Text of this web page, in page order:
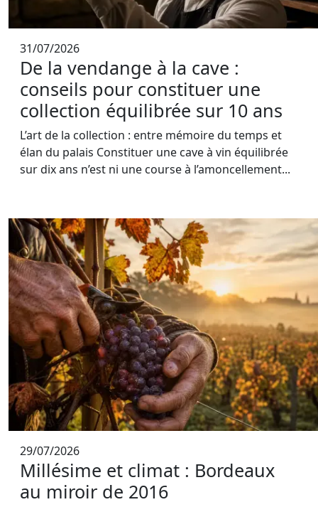
31/07/2026
De la vendange à la cave :
conseils pour constituer une
collection équilibrée sur 10 ans
L’art de la collection : entre mémoire du temps et
élan du palais Constituer une cave à vin équilibrée
sur dix ans n’est ni une course à l’amoncellement...
29/07/2026
Millésime et climat : Bordeaux
au miroir de 2016